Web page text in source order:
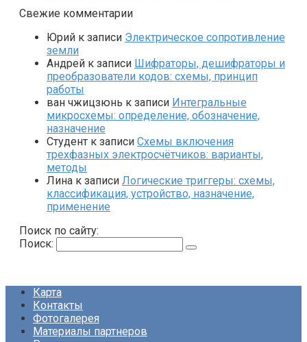
Свежие комментарии
Юрий к записи Электрическое сопротивление
земли
Андрей к записи Шифраторы, дешифраторы и
преобразователи кодов: схемы, принцип
работы
ван чжицзюнь к записи Интегральные
микросхемы: определение, обозначение,
назначение
Студент к записи Схемы включения
трехфазных электросчётчиков: варианты,
методы
Лина к записи Логические триггеры: схемы,
классификация, устройство, назначение,
применение
Поиск по сайту:
Поиск:
Карта
Контакты
Фотогалерея
Материалы партнеров